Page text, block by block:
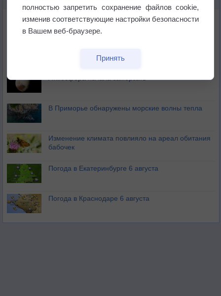
Космическая погода и транспорт
Атмосфера начала замерзать
В Приморье обнаружены морские волны тепла
Изменение климата повлияло на ареал обитания
бабочек
Погода в Екатеринбурге 6 августа
Погода в Краснодаре 6 августа
полностью запретить сохранение файлов cookie,
изменив соответствующие настройки безопасности
в Вашем веб-браузере.
Принять